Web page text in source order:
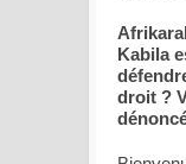
Kabila
droit ?